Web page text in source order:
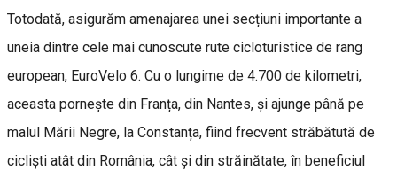
Totodată, asigurăm amenajarea unei secțiuni importante a
uneia dintre cele mai cunoscute rute cicloturistice de rang
european, EuroVelo 6. Cu o lungime de 4.700 de kilometri,
aceasta pornește din Franța, din Nantes, și ajunge până pe
malul Mării Negre, la Constanța, fiind frecvent străbătută de
cicliști atât din România, cât și din străinătate, în beneficiul